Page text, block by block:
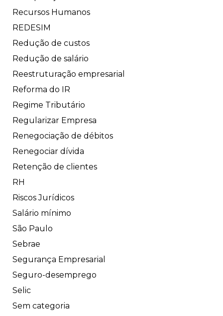
Recursos Humanos
REDESIM
Redução de custos
Redução de salário
Reestruturação empresarial
Reforma do IR
Regime Tributário
Regularizar Empresa
Renegociação de débitos
Renegociar dívida
Retenção de clientes
RH
Riscos Jurídicos
Salário mínimo
São Paulo
Sebrae
Segurança Empresarial
Seguro-desemprego
Selic
Sem categoria